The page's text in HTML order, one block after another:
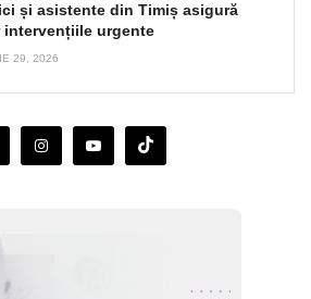
și asistente din Timiș asigură
intervențiile urgente
29, 2026